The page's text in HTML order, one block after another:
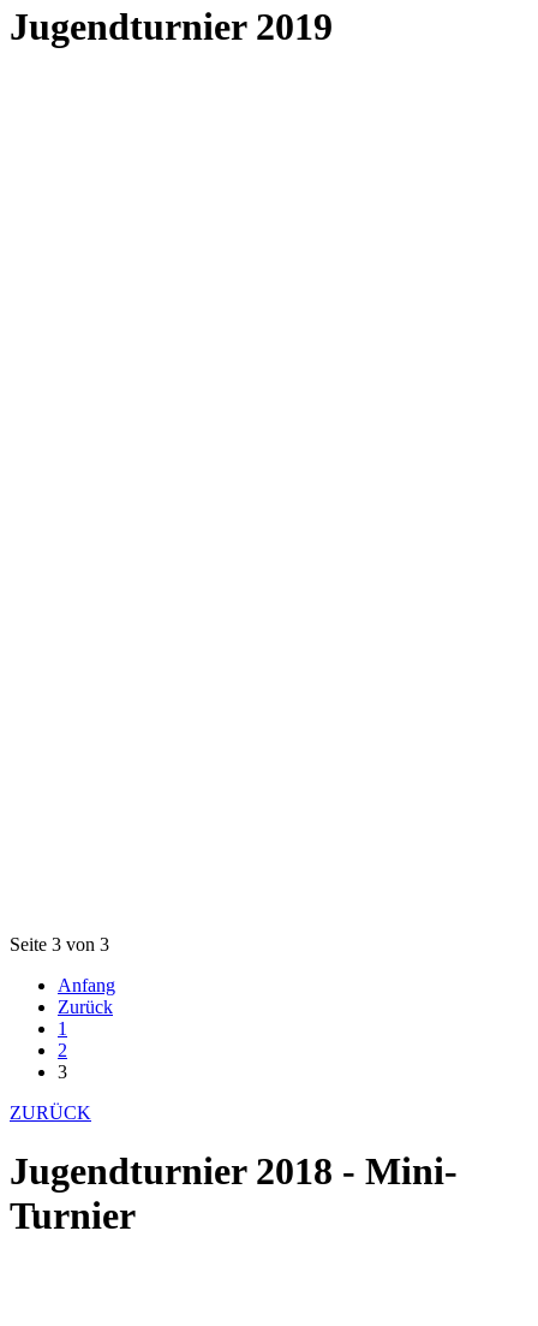
Jugendturnier 2019
Seite 3 von 3
Anfang
Zurück
1
2
3
ZURÜCK
Jugendturnier 2018 - Mini-
Turnier